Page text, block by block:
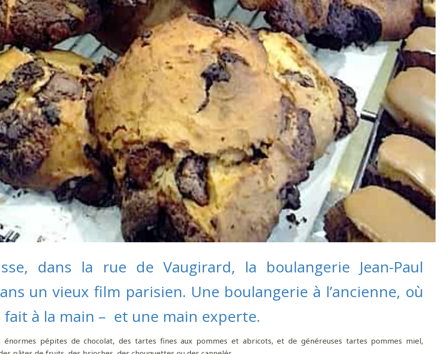
dans la rue de Vaugirard, la boulangerie Jean-Paul
un vieux film parisien. Une boulangerie à l’ancienne, où
à la main – et une main experte.
énormes pépites de chocolat, des tartes fines aux pommes et abricots, et de généreuses tartes pommes miel,
davantage de bonnes adresses, de voyages au coin de la
rue et au bout du monde,suivez-moi sur Instagram!